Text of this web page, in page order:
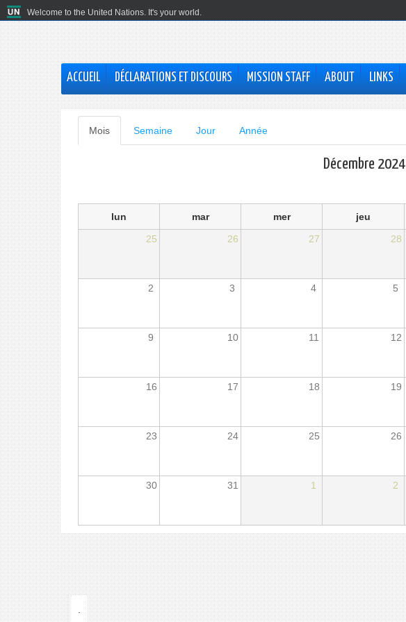
Welcome to the United Nations. It's your world.
ACCUEIL DÉCLARATIONS ET DISCOURS MISSION STAFF ABOUT LINKS
Onglets
principaux
Mois (onglet
actif)
Semaine Jour Année
Décembre 2024
lun mar mer jeu
25
26 27 28
2 3 4 5
9 10 11 12
16 17 18 19
23 24 25 26
30 31 1 2